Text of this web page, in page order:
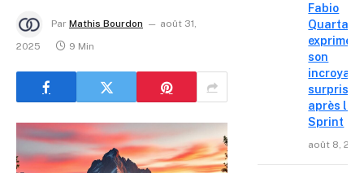
Par Mathis Bourdon
août 31,
2025
9 Min
Fabio
exprime
son
surprise
après le
Sprint
août 8,